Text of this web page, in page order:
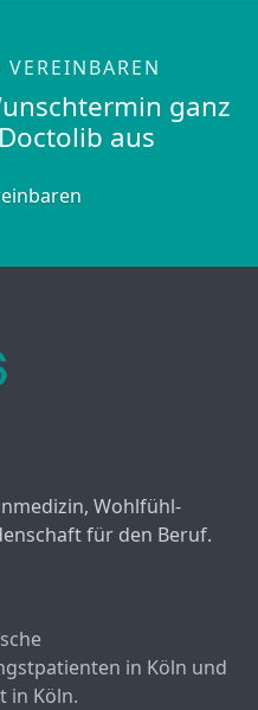
ganz
aus
Wohlfühl-
für den Beruf.
in Köln und
in Köln.